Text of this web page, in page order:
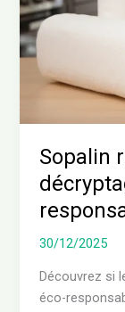
Sopalin
30/12/2025
Découvrez si
éco-
décryptage
d’un
éco-
responsable